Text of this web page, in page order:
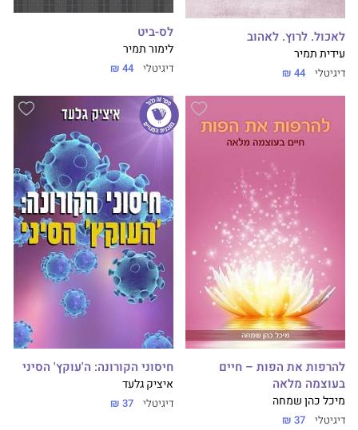
לאכול. לרוץ. לאהוב
עידית תמיר
דיגיטלי 44 ₪
לס-ביט
לימור תמיר
דיגיטלי 44 ₪
להרפות את הפות – חיים
בעוצמה מלאה
מיכל כהן שמחה
דיגיטלי 37 ₪
חיסוני הקורונה: ה'עוקץ' הסיני
איציק גלעד
דיגיטלי 37 ₪